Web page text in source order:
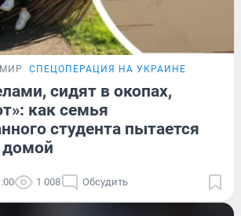
СПЕЦОПЕРАЦИЯ НА УКРАИНЕ
сидят в окопах,
как семья
студента пытается
домой
1 008 Обсудить